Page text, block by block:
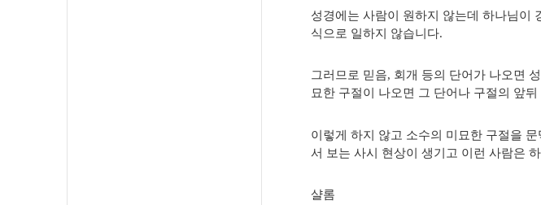
성경에는 사람이 원하지 않는데 하나님이
식으로 일하지 않습니다.
그러므로 믿음, 회개 등의 단어가 나오면
묘한 구절이 나오면 그 단어나 구절의 앞
이렇게 하지 않고 소수의 미묘한 구절을
서 보는 사시 현상이 생기고 이런 사람은
샬롬